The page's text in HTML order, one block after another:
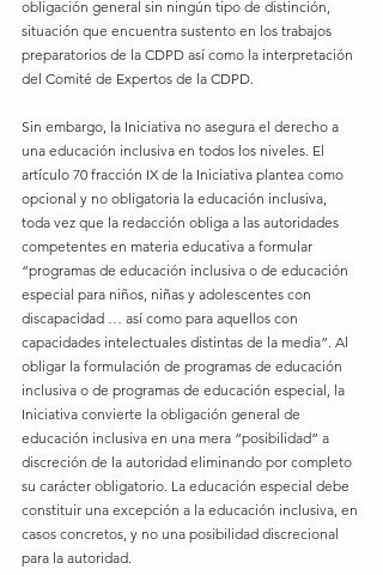
obligación general sin ningún tipo de distinción,
situación que encuentra sustento en los trabajos
preparatorios de la CDPD así como la interpretación
del Comité de Expertos de la CDPD.
Sin embargo, la Iniciativa no asegura el derecho a
una educación inclusiva en todos los niveles. El
artículo 70 fracción IX de la Iniciativa plantea como
opcional y no obligatoria la educación inclusiva,
toda vez que la redacción obliga a las autoridades
competentes en materia educativa a formular
“programas de educación inclusiva o de educación
especial para niños, niñas y adolescentes con
discapacidad … así como para aquellos con
capacidades intelectuales distintas de la media”. Al
obligar la formulación de programas de educación
inclusiva o de programas de educación especial, la
Iniciativa convierte la obligación general de
educación inclusiva en una mera “posibilidad” a
discreción de la autoridad eliminando por completo
su carácter obligatorio. La educación especial debe
constituir una excepción a la educación inclusiva, en
casos concretos, y no una posibilidad discrecional
para la autoridad.